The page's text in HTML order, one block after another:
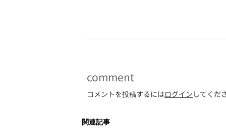
comment
コメントを投稿するにはログイン してくだ
関連記事